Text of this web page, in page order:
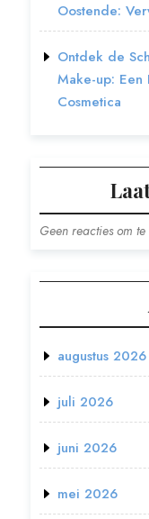
Oostende:
Ontdek de
Make-up: Een
Cosmetica
Geen reacties om te
augustus 2026
juli 2026
juni 2026
mei 2026